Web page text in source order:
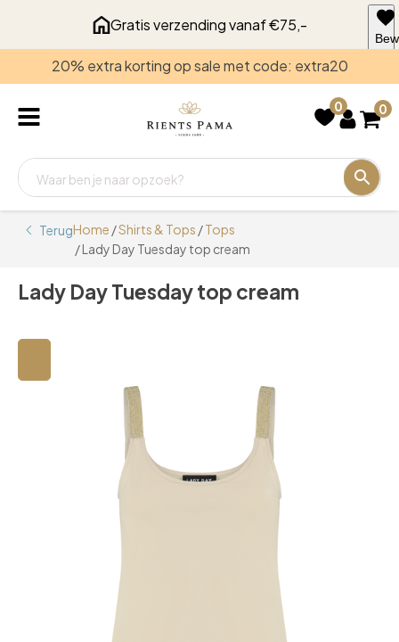
Gratis verzending vanaf €75,-
20% extra korting op sale met code: extra20
0 0
TerugHome /Shirts & Tops /Tops
/ Lady Day Tuesday top cream
Lady Day Tuesday top cream
voor